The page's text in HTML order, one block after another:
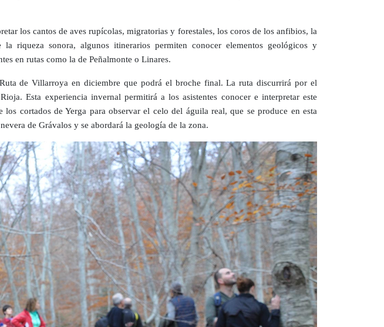
los cantos de aves rupícolas, migratorias y forestales, los coros de los anfibios, la
riqueza sonora, algunos itinerarios permiten conocer elementos geológicos y
en rutas como la de Peñalmonte o Linares.
de Villarroya en diciembre que podrá el broche final. La ruta discurrirá por el
Esta experiencia invernal permitirá a los asistentes conocer e interpretar este
cortados de Yerga para observar el celo del águila real, que se produce en esta
de Grávalos y se abordará la geología de la zona.